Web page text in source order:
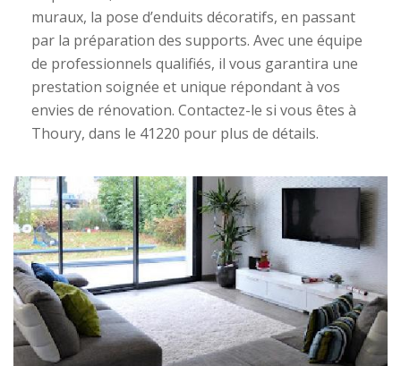
muraux, la pose d’enduits décoratifs, en passant
par la préparation des supports. Avec une équipe
de professionnels qualifiés, il vous garantira une
prestation soignée et unique répondant à vos
envies de rénovation. Contactez-le si vous êtes à
Thoury, dans le 41220 pour plus de détails.